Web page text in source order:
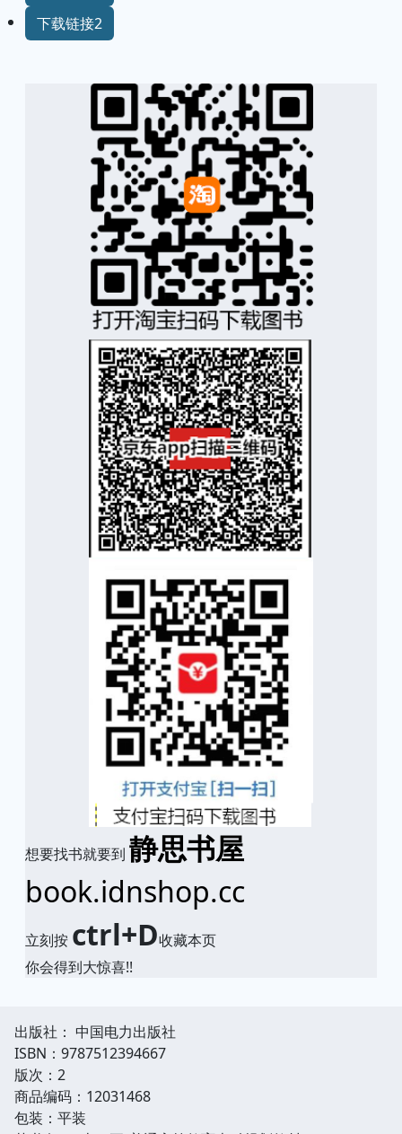
下载链接2
想要找书就要到 静思书屋
book.idnshop.cc
立刻按 ctrl+D收藏本页
你会得到大惊喜!!
出版社： 中国电力出版社
ISBN：9787512394667
版次：2
商品编码：12031468
包装：平装